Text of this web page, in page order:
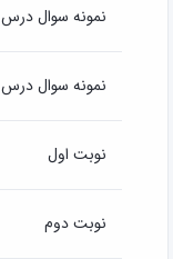
نمونه سوال درس ۶ زبان هشتم
نمونه سوال درس ۷ زبان هشتم
نوبت اول
نوبت دوم